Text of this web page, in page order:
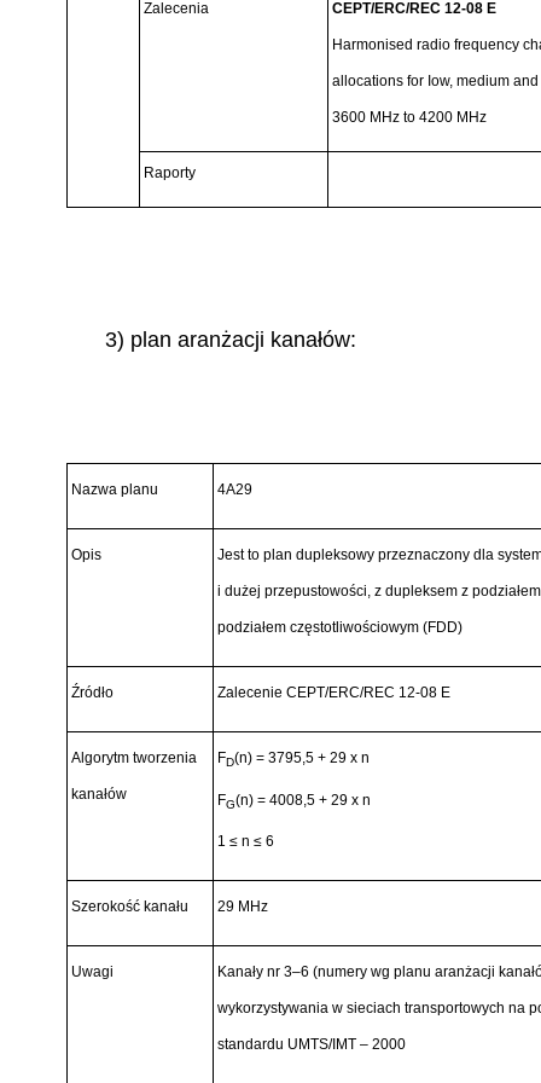
Zalecenia CEPT/ERC/REC 12-08 E
Harmonised radio frequency
allocations for Iow, medium
3600 MHz to 4200 MHz
Raporty
3) plan aranżacji kanałów:
Nazwa planu 4A29
Opis Jest to plan dupleksowy przeznaczony dla
i dużej przepustowości, z dupleksem z
podziałem częstotliwościowym (FDD)
Źródło Zalecenie CEPT/ERC/REC 12-08 E
Algorytm tworzenia
kanałów
FD(n) = 3795,5 + 29 x n
FG(n) = 4008,5 + 29 x n
1 ≤ n ≤ 6
Szerokość kanału 29 MHz
Uwagi Kanały nr 3–6 (numery wg planu aranżacji
wykorzystywania w sieciach transportowych na
standardu UMTS/IMT – 2000